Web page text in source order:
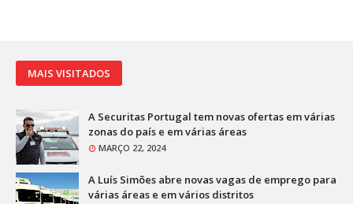
MAIS VISITADOS
A Securitas Portugal tem novas ofertas em várias
zonas do país e em várias áreas
MARÇO 22, 2024
A Luís Simões abre novas vagas de emprego para
várias áreas e em vários distritos